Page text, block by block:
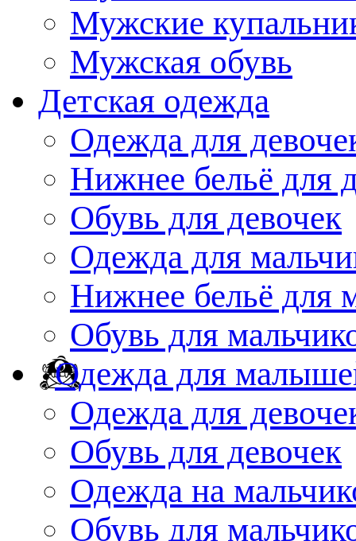
Мужские
Мужская обувь
Детская одежда
Одежда для
Нижнее бельё для
Обувь для девочек
Одежда для
Нижнее бельё для
Обувь для
Одежда для
Одежда для
Обувь для девочек
Одежда на
Обувь для